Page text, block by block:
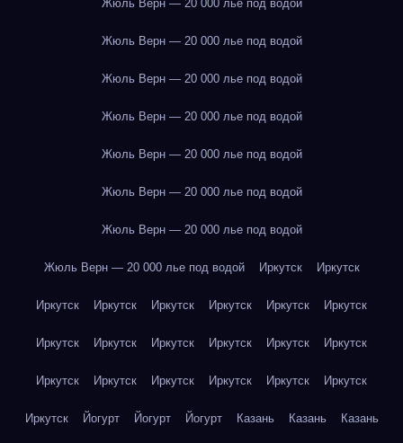
Жюль Верн — 20 000 лье под водой
Жюль Верн — 20 000 лье под водой
Жюль Верн — 20 000 лье под водой
Жюль Верн — 20 000 лье под водой
Жюль Верн — 20 000 лье под водой
Жюль Верн — 20 000 лье под водой
Жюль Верн — 20 000 лье под водой
Жюль Верн — 20 000 лье под водой Иркутск Иркутск
Иркутск Иркутск Иркутск Иркутск Иркутск Иркутск
Иркутск Иркутск Иркутск Иркутск Иркутск Иркутск
Иркутск Иркутск Иркутск Иркутск Иркутск Иркутск
Иркутск Йогурт Йогурт Йогурт Казань Казань Казань